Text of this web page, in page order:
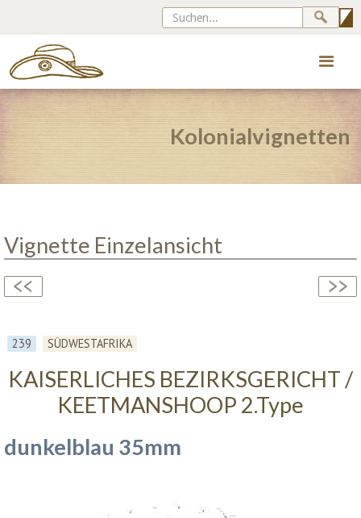
Kolonialvignetten
Vignette Einzelansicht
239 SÜDWESTAFRIKA
KAISERLICHES BEZIRKSGERICHT /
KEETMANSHOOP 2.Type
dunkelblau 35mm